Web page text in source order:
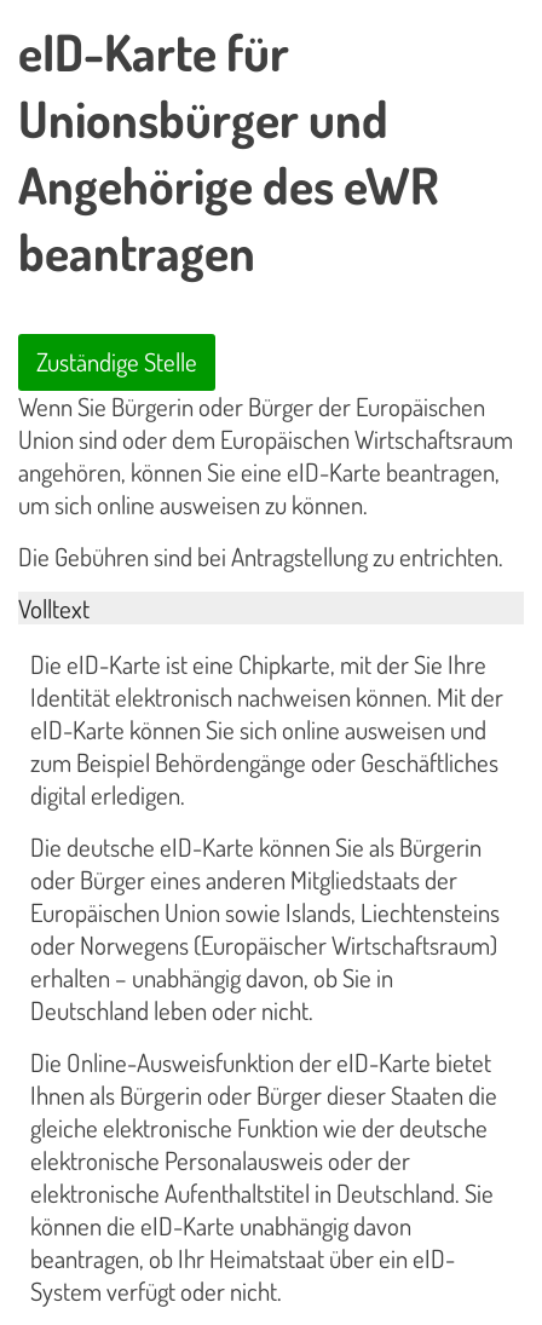
eID-Karte für
Unionsbürger und
Angehörige des eWR
beantragen
Zuständige Stelle
Wenn Sie Bürgerin oder Bürger der Europäischen
Union sind oder dem Europäischen Wirtschaftsraum
angehören, können Sie eine eID-Karte beantragen,
um sich online ausweisen zu können.
Die Gebühren sind bei Antragstellung zu entrichten.
Volltext
Die eID-Karte ist eine Chipkarte, mit der Sie Ihre
Identität elektronisch nachweisen können. Mit der
eID-Karte können Sie sich online ausweisen und
zum Beispiel Behördengänge oder Geschäftliches
digital erledigen.
Die deutsche eID-Karte können Sie als Bürgerin
oder Bürger eines anderen Mitgliedstaats der
Europäischen Union sowie Islands, Liechtensteins
oder Norwegens (Europäischer Wirtschaftsraum)
erhalten – unabhängig davon, ob Sie in
Deutschland leben oder nicht.
Die Online-Ausweisfunktion der eID-Karte bietet
Ihnen als Bürgerin oder Bürger dieser Staaten die
gleiche elektronische Funktion wie der deutsche
elektronische Personalausweis oder der
elektronische Aufenthaltstitel in Deutschland. Sie
können die eID-Karte unabhängig davon
beantragen, ob Ihr Heimatstaat über ein eID-
System verfügt oder nicht.